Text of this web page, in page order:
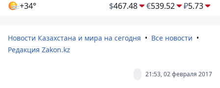
+34° $467.48 €539.52 ₽5.73
Новости Казахстана и мира на сегодня
Все новости
Редакция Zakon.kz
21:53, 02 февраля 2017